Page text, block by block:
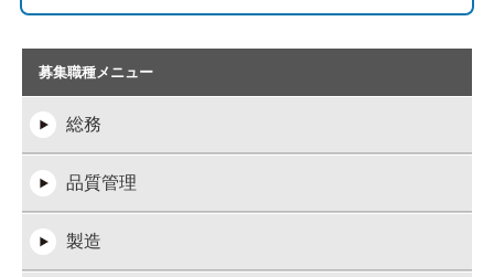
募集職種メニュー
総務
品質管理
製造